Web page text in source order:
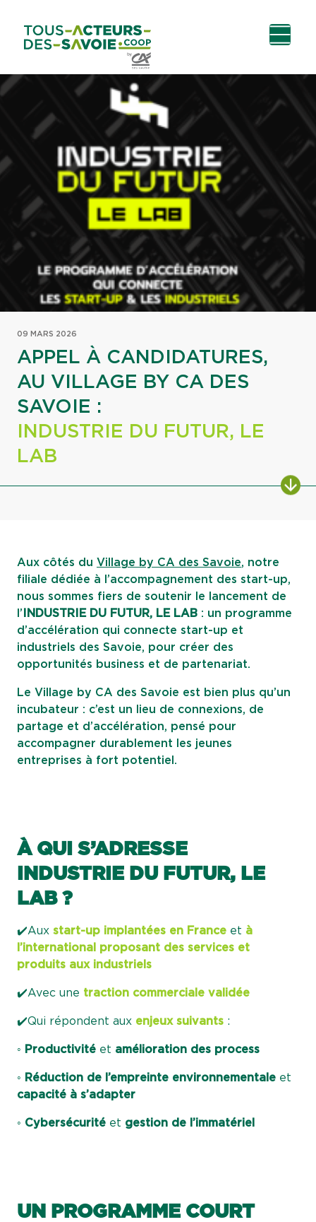
contenu
principal
09 MARS 2026
APPEL À CANDIDATURES,
AU VILLAGE BY CA DES
SAVOIE :
INDUSTRIE DU FUTUR, LE
LAB
Aux côtés du Village by CA des Savoie, notre
filiale dédiée à l’accompagnement des start-up,
nous sommes fiers de soutenir le lancement de
l’ INDUSTRIE DU FUTUR, LE LAB : un programme
d’accélération qui connecte start-up et
industriels des Savoie, pour créer des
opportunités business et de partenariat.
Le Village by CA des Savoie est bien plus qu’un
incubateur : c’est un lieu de connexions, de
partage et d’accélération, pensé pour
accompagner durablement les jeunes
entreprises à fort potentiel.
À QUI S’ADRESSE
INDUSTRIE DU FUTUR, LE
LAB ?
✔️Aux start-up implantées en France et à
l’international
proposant des services et
produits aux industriels
✔️Avec une traction commerciale validée
✔️Qui répondent aux enjeux suivants :
◦ Productivité et amélioration des process
◦ Réduction de l’empreinte environnementale et
capacité à s’adapter
◦ Cybersécurité et gestion de l’immatériel
UN PROGRAMME COURT